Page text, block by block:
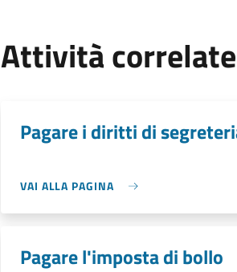
Attività correlate
Pagare i diritti di
VAI ALLA PAGINA
Pagare l'imposta di bollo